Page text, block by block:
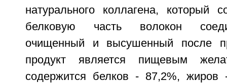
натурального коллагена, который
белковую часть волокон
очищенный и высушенный после
продукт является пищевым
содержится белков - 87,2%, жиров